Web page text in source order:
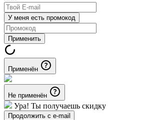
У меня есть промокод
Применить
Применён
Не применён
Ура! Ты получаешь скидку
Продолжить с e-mail